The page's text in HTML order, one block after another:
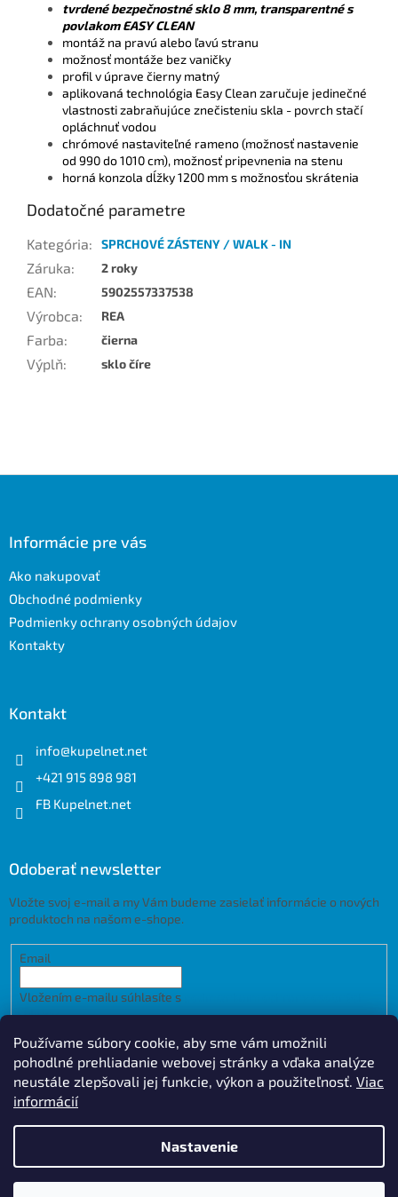
Používame súbory cookie, aby sme vám umožnili
pohodlné prehliadanie webovej stránky a vďaka analýze
neustále zlepšovali jej funkcie, výkon a použiteľnosť. Viac
informácií
Nastavenie
tvrdené bezpečnostné sklo 8 mm, transparentné s
povlakom EASY CLEAN
montáž na pravú alebo ľavú stranu
možnosť montáže bez vaničky
profil v úprave čierny matný
aplikovaná technológia Easy Clean zaručuje jedinečné
vlastnosti zabraňujúce znečisteniu skla - povrch stačí
opláchnuť vodou
chrómové nastaviteľné rameno (možnosť nastavenie
od 990 do 1010 cm), možnosť pripevnenia na stenu
horná konzola dĺžky 1200 mm s možnosťou skrátenia
Dodatočné parametre
Kategória: SPRCHOVÉ ZÁSTENY / WALK - IN
Záruka: 2 roky
EAN: 5902557337538
Výrobca: REA
Farba: čierna
Výplň: sklo číre
Informácie pre vás
Ako nakupovať
Obchodné podmienky
Podmienky ochrany osobných údajov
Kontakty
Kontakt
info@kupelnet.net
+421 915 898 981
FB Kupelnet.net
Odoberať newsletter
Vložte svoj e-mail a my Vám budeme zasielať informácie o nových
produktoch na našom e-shope.
Email
Vložením e-mailu súhlasíte s
údajov
PRIHLÁSIŤ SA